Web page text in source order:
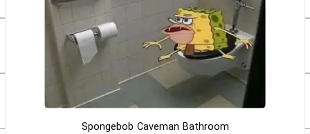
Spongebob Caveman Bathroom